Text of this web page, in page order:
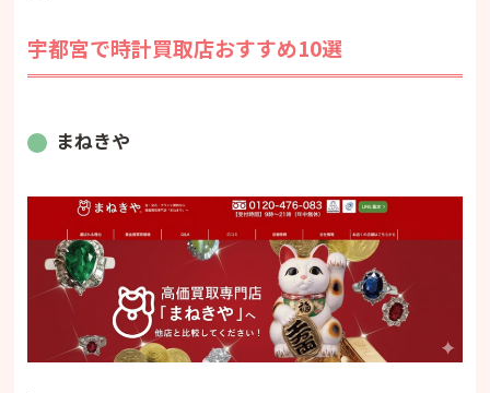
宇都宮で時計買取店おすすめ10選
まねきや